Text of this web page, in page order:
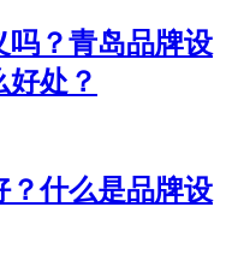
吗？青岛品牌设
处？
？什么是品牌设